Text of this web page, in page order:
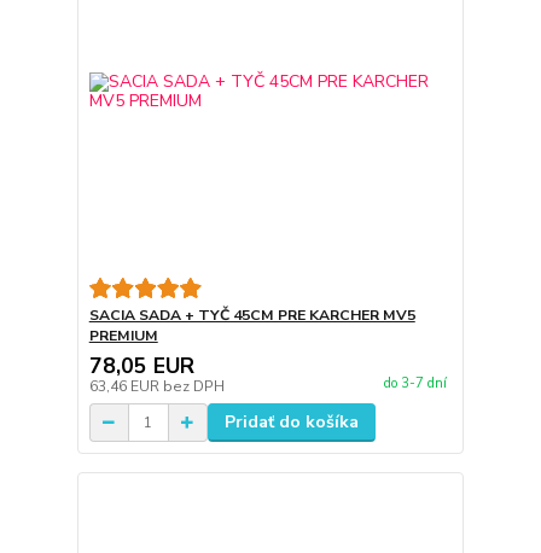
SACIA SADA + TYČ 45CM PRE KARCHER MV5
PREMIUM
78,05 EUR
63,46 EUR bez DPH do 3-7 dní
Pridať do košíka